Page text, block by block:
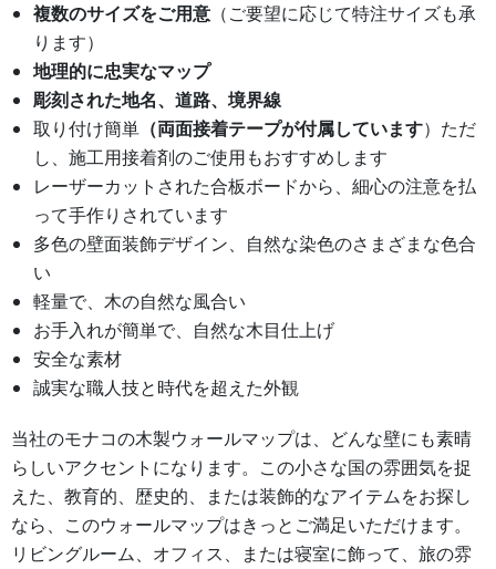
複数のサイズをご用意（ご要望に応じて特注サイズも承
ります）
地理的に忠実なマップ
彫刻された地名、道路、境界線
取り付け簡単 （両面接着テープが付属しています）ただ
し、施工用接着剤のご使用もおすすめします
レーザーカットされた合板ボードから、細心の注意を払
って手作りされています
多色の壁面装飾デザイン、自然な染色のさまざまな色合
い
軽量で、木の自然な風合い
お手入れが簡単で、自然な木目仕上げ
安全な素材
誠実な職人技と時代を超えた外観
当社のモナコの木製ウォールマップは、どんな壁にも素晴
らしいアクセントになります。この小さな国の雰囲気を捉
えた、教育的、歴史的、または装飾的なアイテムをお探し
なら、このウォールマップはきっとご満足いただけます。
リビングルーム、オフィス、または寝室に飾って、旅の雰